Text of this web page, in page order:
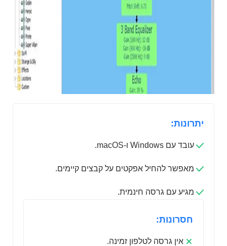
יתרונות:
עובד עם Windows ו-macOS.
מאפשר להחיל אפקטים על קבצים קיימים.
מגיע עם גרסה חינמית.
חסרונות:
אין גרסה לטלפון זמינה.